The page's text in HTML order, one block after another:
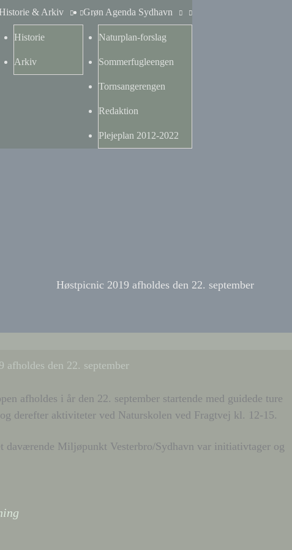
& Arkiv
Historie
Arkiv
Grøn Agenda Sydhavn
Naturplan-forslag
Sommerfugleengen
Tornsangerengen
Redaktion
Plejeplan 2012-2022
Høstpicnic 2019 afholdes den 22. september
afholdes den 22. september
afholdes i år den 22. september startende med guidede ture
derefter aktiviteter ved Naturskolen ved Fragtvej kl. 12-15.
Miljøpunkt Vesterbro/Sydhavn var initiativtager og